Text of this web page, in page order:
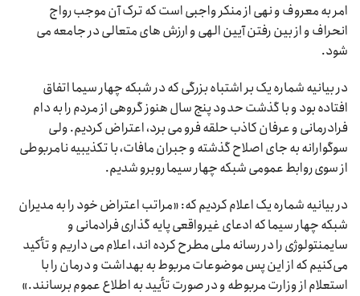
امر به معروف و نهی از منکر واجبی است که ترک آن موجب رواج
انحراف و از بین رفتن آیین الهی و ارزش های متعالی در جامعه می
شود.
در بیانیه شماره یک بر اشتباه بزرگی که در شبکه چهار سیما اتفاق
افتاده بود و با گذشت حدود پنج سال هنوز گروهی از مردم را به دام
فرادرمانی و عرفان کاذب حلقه فرو می برد، اعتراض کردیم. ولی
سوگوارانه به جای اصلاح گذشته و جبران مافات، با تکذیبیه نامربوطی
از سوی روابط عمومی شبکه چهار سیما روبرو شدیم.
در بیانیه شماره یک اعلام کردیم که: «مراتب اعتراض خود را به مدیران
شبکه چهار سیما که ادعای غیرواقعی پایه گذاری فرادمانی و
سایمنتولوژی را در رسانه ملی مطرح کرده اند، اعلام می داریم و تأکید
می‌کنیم که از این پس موضوعات مربوط به بهداشت و درمان را با
استعلام از وزارت مربوطه و در صورت تأیید به اطلاع عموم برسانند.»